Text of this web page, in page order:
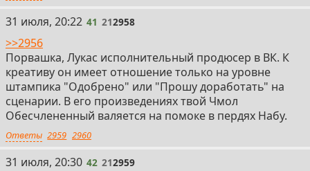
41
31 июля, 20:22 41 212958
>>2956
Порвашка, Лукас исполнительный продюсер в ВК. К
креативу он имеет отношение только на уровне
штампика "Одобрено" или "Прошу доработать" на
сценарии. В его произведениях твой Чмол
Обесчлененный валяется на помоке в пердях Набу.
Ответы 2959 2960
42
31 июля, 20:30 42 212959